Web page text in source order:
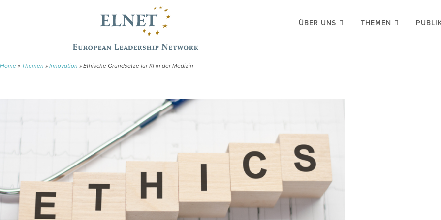
ÜBER UNS THEMEN
Home » Themen » Innovation » Ethische Grundsätze für KI in der Medizin